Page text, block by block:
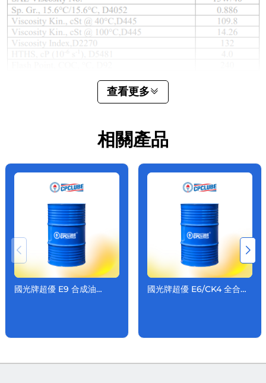
查看更多
相關產品
國光牌超優 E9 合成油
國光牌超優 E6/CK4 全合成